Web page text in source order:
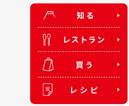
知る
レストラン
買う
レシピ